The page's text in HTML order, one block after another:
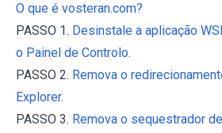
O que é vosteran.com?
PASSO 1. Desinstale a aplicação
o Painel de Controlo.
PASSO 2. Remova o
Explorer.
PASSO 3. Remova o sequestrador